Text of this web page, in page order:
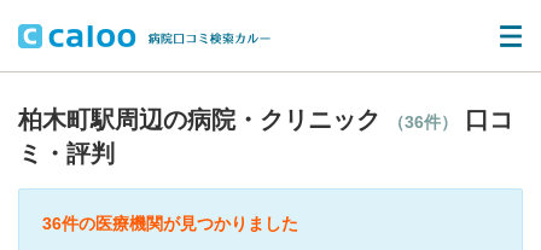
柏木町駅周辺の病院・クリニック （36件）
口コ
ミ・評判
36件の医療機関が見つかりました